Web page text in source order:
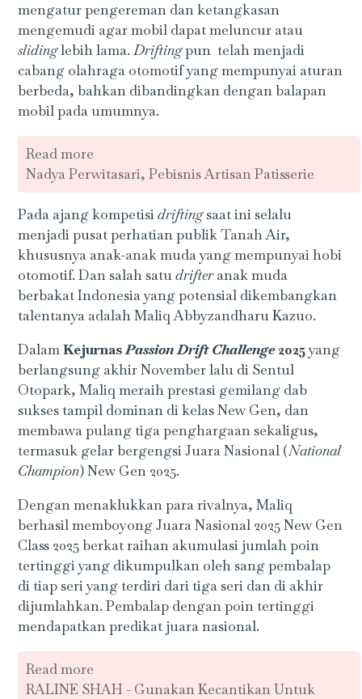
mengatur pengereman dan ketangkasan
mengemudi agar mobil dapat meluncur atau
slidinglebih lama.Driftingpun telah menjadi
cabang olahraga otomotif yang mempunyai aturan
berbeda, bahkan dibandingkan dengan balapan
mobil pada umumnya.
Read more
Nadya Perwitasari, Pebisnis Artisan Patisserie
Pada ajang kompetisidriftingsaat ini selalu
menjadi pusat perhatian publik Tanah Air,
khususnya anak-anak muda yang mempunyai hobi
otomotif. Dan salah satudrifteranak muda
berbakat Indonesia yang potensial dikembangkan
talentanya adalah Maliq Abbyzandharu Kazuo.
DalamKejurnasPassion Drift Challenge2025yang
berlangsung akhir November lalu di Sentul
Otopark, Maliq meraih prestasi gemilang dab
sukses tampil dominan di kelas New Gen, dan
membawa pulang tiga penghargaan sekaligus,
termasuk gelar bergengsi Juara Nasional (National
Champion) New Gen 2025.
Dengan menaklukkan para rivalnya, Maliq
berhasil memboyong Juara Nasional 2025 New Gen
Class 2025 berkat raihan akumulasi jumlah poin
tertinggi yang dikumpulkan oleh sang pembalap
di tiap seri yang terdiri dari tiga seri dan di akhir
dijumlahkan. Pembalap dengan poin tertinggi
mendapatkan predikat juara nasional.
Read more
RALINE SHAH - Gunakan Kecantikan Untuk